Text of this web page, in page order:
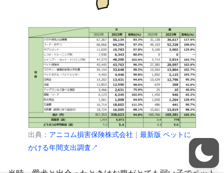
出典： アニコム損害保険株式会社 ｜ 最新版 ペットに
かける年間支出調査↗︎